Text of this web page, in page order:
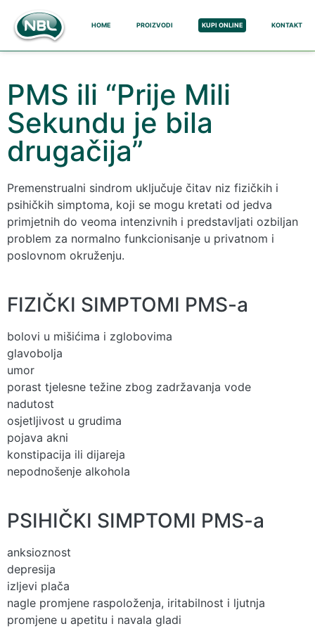
HOME PROIZVODI KUPI ONLINE KONTAKT
PMS ili “Prije Mili
Sekundu je bila
drugačija”
Premenstrualni sindrom uključuje čitav niz fizičkih i
psihičkih simptoma, koji se mogu kretati od jedva
primjetnih do veoma intenzivnih i predstavljati ozbiljan
problem za normalno funkcionisanje u privatnom i
poslovnom okruženju.
FIZIČKI SIMPTOMI PMS-a
bolovi u mišićima i zglobovima
glavobolja
umor
porast tjelesne težine zbog zadržavanja vode
nadutost
osjetljivost u grudima
pojava akni
konstipacija ili dijareja
nepodnošenje alkohola
PSIHIČKI SIMPTOMI PMS-a
anksioznost
depresija
izljevi plača
nagle promjene raspoloženja, iritabilnost i ljutnja
promjene u apetitu i navala gladi